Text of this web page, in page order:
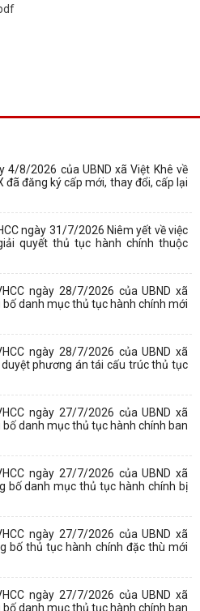
4/8/2026 của UBND xã Việt Khê về
đã đăng ký cấp mới, thay đổi, cấp lại
ngày 31/7/2026 Niêm yết về việc
quyết thủ tục hành chính thuộc
ngày 28/7/2026 của UBND xã
bố danh mục thủ tục hành chính mới
ngày 28/7/2026 của UBND xã
phương án tái cấu trúc thủ tục
ngày 27/7/2026 của UBND xã
bố danh mục thủ tục hành chính ban
ngày 27/7/2026 của UBND xã
bố danh mục thủ tục hành chính bị
ngày 27/7/2026 của UBND xã
bố thủ tục hành chính đặc thù mới
ngày 27/7/2026 của UBND xã
bố danh mục thủ tục hành chính ban